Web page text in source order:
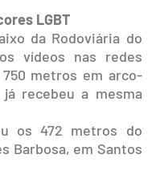
LGBT
da Rodoviária do
vídeos nas redes
metros em arco-
recebeu a mesma
os 472 metros do
Barbosa, em Santos